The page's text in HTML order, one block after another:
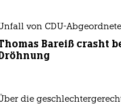
von CDU-
Bareiß crasht
die